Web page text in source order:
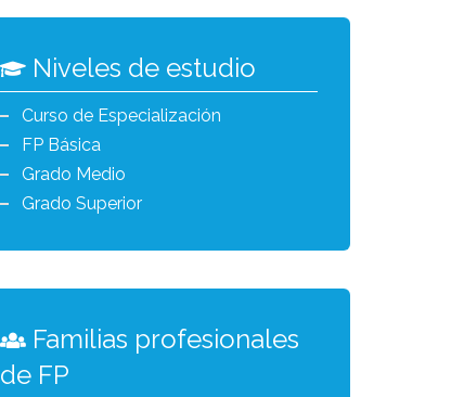
Niveles de estudio
Curso de Especialización
FP Básica
Grado Medio
Grado Superior
Familias profesionales
de FP